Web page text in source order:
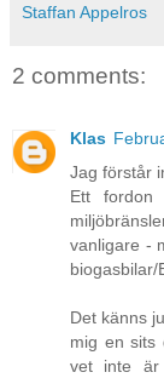
Staffan Appelros
2 comments:
Klas
Jag förstår
Ett fordon
vanligare -
biogasbilar/
Det känns
mig en sits
vet inte är